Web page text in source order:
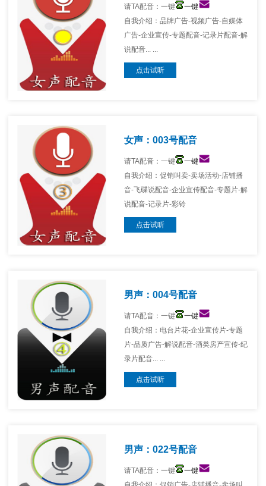
请TA配音：一键
一键
自我介绍：品牌广告-视频广告-自媒体
广告-企业宣传-专题配音-记录片配音-解
说配音... ...
点击试听
女声：003号配音
请TA配音：一键
一键
自我介绍：促销叫卖-卖场活动-店铺播
音-飞碟说配音-企业宣传配音-专题片-解
说配音-记录片-彩铃
点击试听
男声：004号配音
请TA配音：一键
一键
自我介绍：电台片花-企业宣传片-专题
片-品质广告-解说配音-酒类房产宣传-纪
录片配音... ...
点击试听
男声：022号配音
请TA配音：一键
一键